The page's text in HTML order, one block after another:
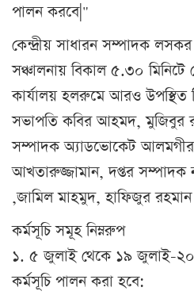
পালন করবে|"
কেন্দ্রীয় সাধারন সম্পাদক
সঞ্চালনায় বিকাল ৫.৩০ মিনিটে
কার্যালয় হলরুমে আরও উপস্থিত
সভাপতি কবির আহমদ, মুজিবুর
সম্পাদক অ্যাডভোকেট
আখতারুজ্জামান, দপ্তর
,জামিল মাহমুদ, হাফিজুর রহমান
কর্মসূচি সমূহ নিম্নরুপ
১. ৫ জুলাই থেকে ১৯ জুলাই-
কর্মসূচি পালন করা হবে: